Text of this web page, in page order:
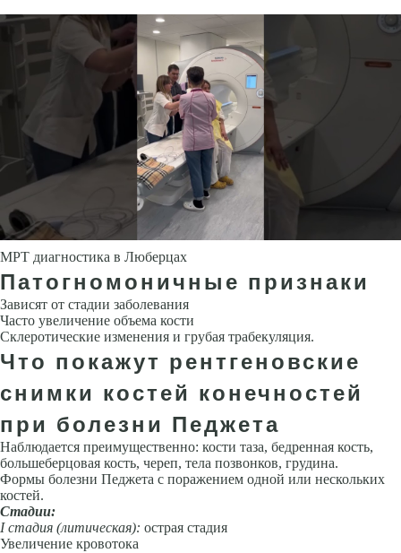
МРТ диагностика в Люберцах
Патогномоничные признаки
Зависят от стадии заболевания
Часто увеличение объема кости
Склеротические изменения и грубая трабекуляция.
Что покажут рентгеновские
снимки костей конечностей
при болезни Педжета
Наблюдается преимущественно: кости таза, бедренная кость,
большеберцовая кость, череп, тела позвонков, грудина.
Формы болезни Педжета с поражением одной или нескольких
костей.
Стадии:
Iстадия (литическая): острая стадия
Увеличение кровотока